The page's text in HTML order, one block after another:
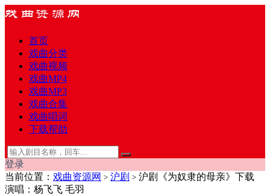
首页
戏曲分类
戏曲视频
戏曲MP4
戏曲MP3
戏曲合集
戏曲唱词
下载帮助
登录
当前位置： 戏曲资源网 > 沪剧 > 沪剧《为奴隶的母亲》下载
演唱：杨飞飞 毛羽